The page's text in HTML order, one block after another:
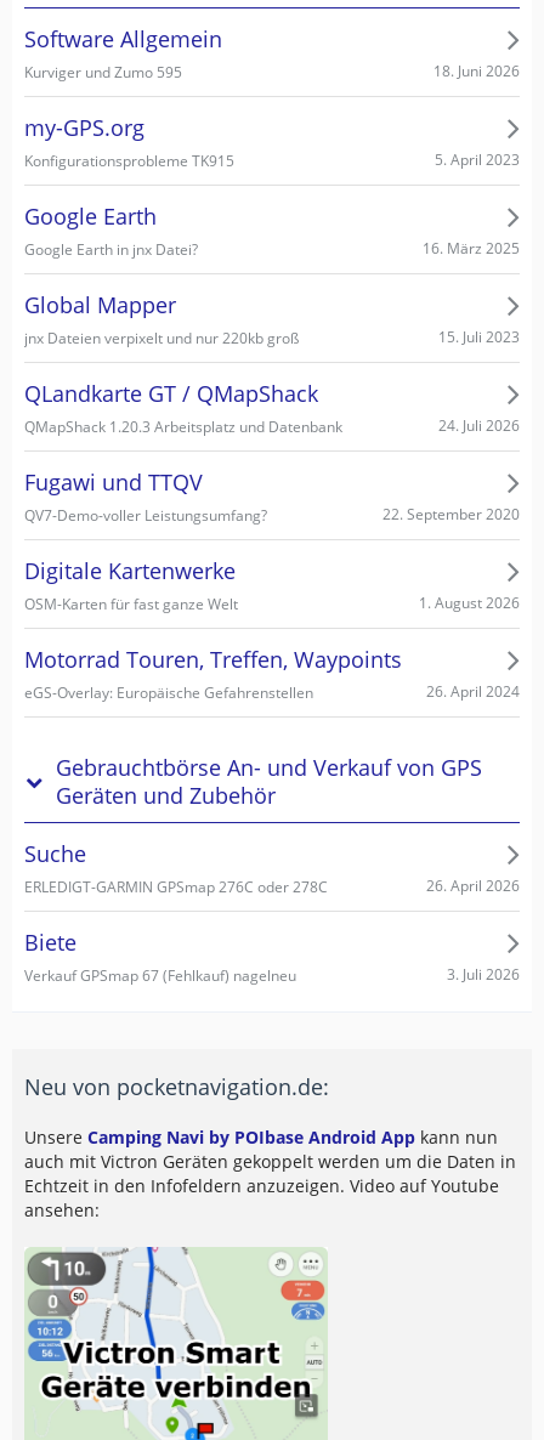
Software Allgemein
Kurviger und Zumo 595 18. Juni 2026
my-GPS.org
Konfigurationsprobleme TK915 5. April 2023
Google Earth
Google Earth in jnx Datei? 16. März 2025
Global Mapper
jnx Dateien verpixelt und nur 220kb groß 15. Juli 2023
QLandkarte GT / QMapShack
QMapShack 1.20.3 Arbeitsplatz und Datenbank 24. Juli 2026
Fugawi und TTQV
QV7-Demo-voller Leistungsumfang? 22. September 2020
Digitale Kartenwerke
OSM-Karten für fast ganze Welt 1. August 2026
Motorrad Touren, Treffen, Waypoints
eGS-Overlay: Europäische Gefahrenstellen 26. April 2024
Gebrauchtbörse An- und Verkauf von GPS
Geräten und Zubehör
Suche
ERLEDIGT-GARMIN GPSmap 276C oder 278C 26. April 2026
Biete
Verkauf GPSmap 67 (Fehlkauf) nagelneu 3. Juli 2026
Neu von pocketnavigation.de:
Unsere Camping Navi by POIbase Android App kann nun
auch mit Victron Geräten gekoppelt werden um die Daten in
Echtzeit in den Infofeldern anzuzeigen. Video auf Youtube
ansehen: